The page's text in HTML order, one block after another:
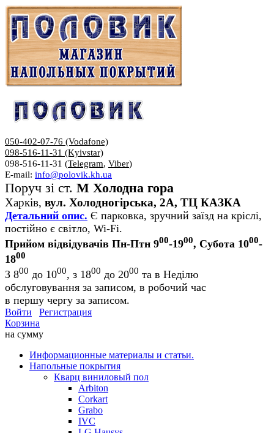
050-402-07-76 (Vodafone)
098-516-11-31 (Kyivstar)
098-516-11-31 (Telegram, Viber)
E-mail: info@polovik.kh.ua
Поруч зі ст. М Холодна гора
Харків, вул. Холодногірська, 2А, ТЦ КАЗКА
Детальний опис. Є парковка, зручний заїзд на кріслі,
постійно є світло, Wi-Fi.
Прийом відвідувачів Пн-Птн 900-1900, Субота 1000-
1800
З 800 до 1000, з 1800 до 2000 та в Неділю
обслуговування за записом, в робочий час
в першу чергу за записом.
Войти
Регистрация
Корзина
на сумму
Информационные материалы и статьи.
Напольные покрытия
Кварц виниловый пол
Arbiton
Corkart
Grabo
IVC